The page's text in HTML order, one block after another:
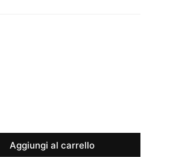
Aggiungi al carrello